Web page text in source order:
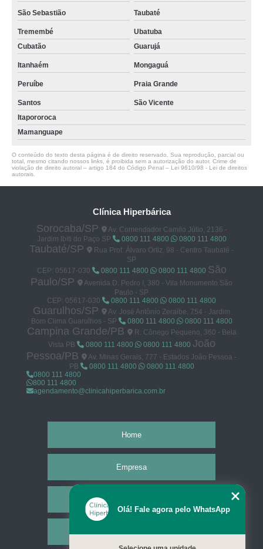
São Sebastião Taubaté
Tremembé
Ubatuba
Cubatão
Guarujá
Itanhaém Mongaguá
Peruíbe Praia Grande
Santos
São Vicente
Itapororoca
Mamanguape
O conteúdo do texto desta página é de direito reservado. Sua reprodução, parcial ou
total, mesmo citando nossos links, é proibida sem a autorização do autor. Crime de
violação de direito autoral – artigo 184 do Código Penal – Lei 9610/98 - Lei de direitos
autorais
Clínica Hiperbárica
Sorocaba/SP
Av. Comendador Camilo Júlio, 2136 -
Jardim Ibiti do Paço SP
0800 111 4800 0800 111 4800
Taubaté/SP
Rua Prof. Álvaro Ortiz, 98 - Centro Taubaté -
SP
CEP: 05617-030
0800 111 4800 0800 111 4800 São
Paulo/SP
Avenida D. Pedro I, 380 - Vila Monumento São
Paulo - SP
CEP: 05617-030
0800 111 4800 0800 111 4800
Guarulhos/SP
Av. José Antônio Zeraibe, 754 - Jardim
Bom Clima Guarulhos - SP
0800 111 4800 0800 111 4800
Campina Grande/PB
R. Cônego Pequeno, 360 - Bela
Vista PB
0800 111 4800 0800 111 4800 João
Pessoa/PB
Av. Minas Gerais, 777 - Estados João Pessoa -
PB
0800 111 4800
0800 111 4800
0800 111 4800
800 111 4800
agendamento@clinicahiperbarica.com.br
Home
Empresa
Olá! Fale agora pelo WhatsApp